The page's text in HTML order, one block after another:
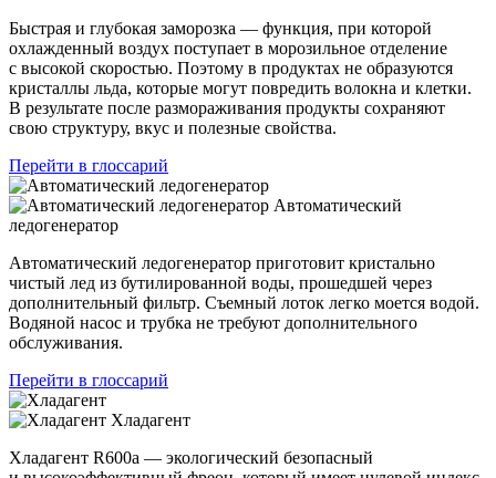
Быстрая и глубокая заморозка — функция, при которой
охлажденный воздух поступает в морозильное отделение
с высокой скоростью. Поэтому в продуктах не образуются
кристаллы льда, которые могут повредить волокна и клетки.
В результате после размораживания продукты сохраняют
свою структуру, вкус и полезные свойства.
Перейти в глоссарий
Автоматический
ледогенератор
Автоматический ледогенератор приготовит кристально
чистый лед из бутилированной воды, прошедшей через
дополнительный фильтр. Съемный лоток легко моется водой.
Водяной насос и трубка не требуют дополнительного
обслуживания.
Перейти в глоссарий
Хладагент
Хладагент R600a — экологический безопасный